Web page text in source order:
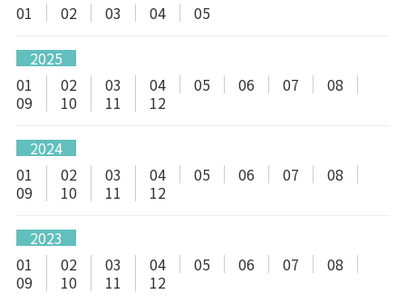
01
02 03 04 05
2025
01
02 03 04 05 06 07
08
09
10 11 12
2024
01
02 03 04 05 06 07
08
09
10 11 12
2023
01
02 03 04 05 06 07
08
09
10 11 12